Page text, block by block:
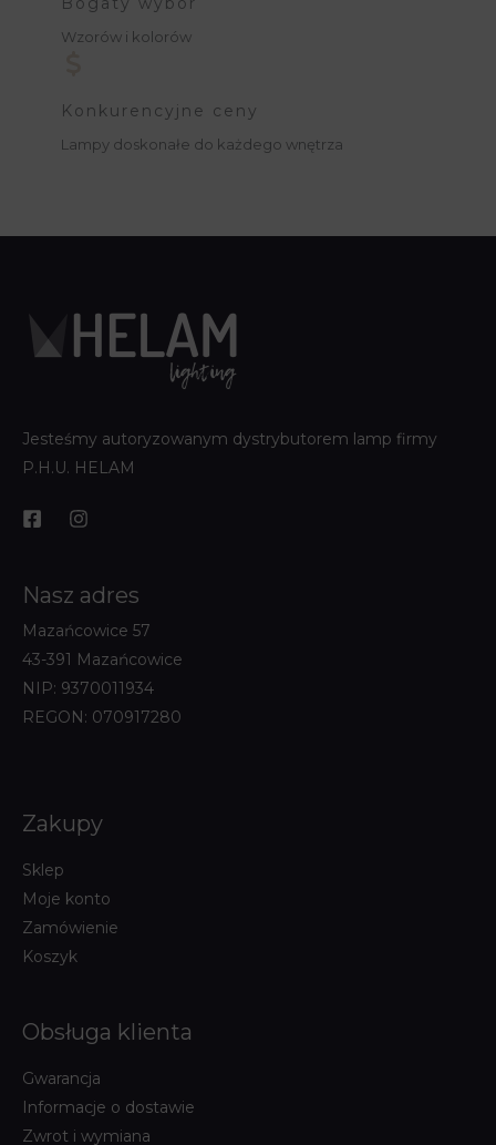
Wzorów i kolorów
Konkurencyjne ceny
Lampy doskonałe do każdego wnętrza
Jesteśmy autoryzowanym dystrybutorem lamp firmy
P.H.U. HELAM
Nasz adres
Mazańcowice 57
43-391 Mazańcowice
NIP: 9370011934
REGON: 070917280
Zakupy
Sklep
Moje konto
Zamówienie
Koszyk
Obsługa klienta
Gwarancja
Informacje o dostawie
Zwrot i wymiana